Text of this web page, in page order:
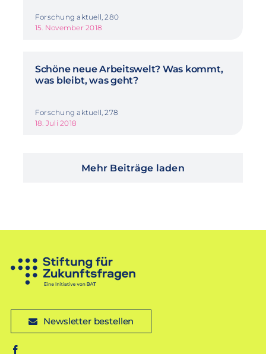
Forschung aktuell, 280
15. November 2018
Schöne neue Arbeitswelt? Was kommt,
was bleibt, was geht?
Forschung aktuell, 278
18. Juli 2018
Mehr Beiträge laden
Newsletter bestellen